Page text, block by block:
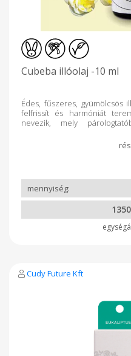
Cubeba illóolaj -10 ml
Édes, fűszeres, gyümölcsös
felfrissít és harmóniát
nevezik, mely
szorongást és alvászavar
Antibakteriális, gombaölő,
belőle. Leállítja a túlzott
kellemetlen szagokat.
testápolójába vagy
javasolt a használata. Gyártó:
Cudy Future Kft